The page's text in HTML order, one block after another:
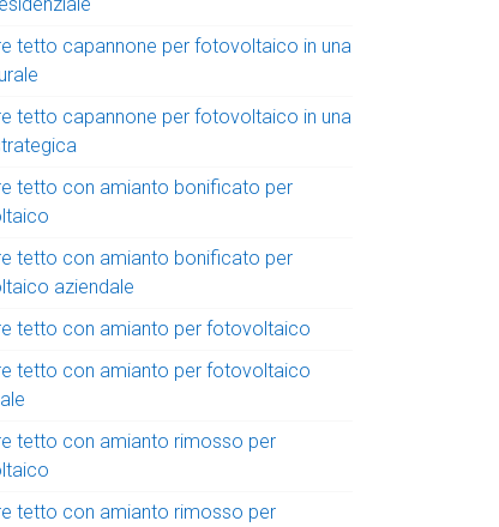
tetto capannone per fotovoltaico in una
tetto capannone per fotovoltaico in una
tetto con amianto bonificato per
tetto con amianto bonificato per
aziendale
tetto con amianto per fotovoltaico
tetto con amianto per fotovoltaico
tetto con amianto rimosso per
tetto con amianto rimosso per